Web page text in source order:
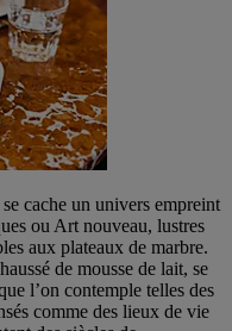
cache un univers empreint
ou Art nouveau, lustres
aux plateaux de marbre.
de mousse de lait, se
l’on contemple telles des
comme des lieux de vie